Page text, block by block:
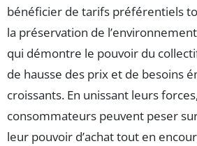
bénéficier de tarifs préférentiels
la préservation de
qui démontre le pouvoir du
de hausse des prix et de besoins
croissants. En unissant leurs
consommateurs peuvent peser
leur pouvoir d’achat tout en